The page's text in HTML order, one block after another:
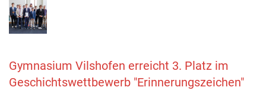
Gymnasium Vilshofen erreicht 3. Platz im
Geschichtswettbewerb "Erinnerungszeichen"